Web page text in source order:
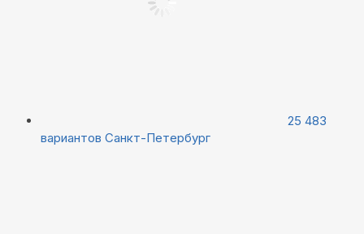
25 483
вариантов Санкт-Петербург